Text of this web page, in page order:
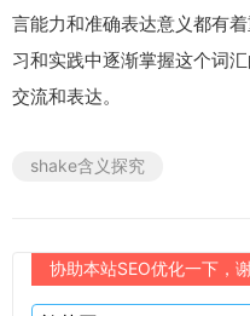
言能力和准确表达意义都有
习和实践中逐渐掌握这个词
交流和表达。
shake含义探究
协助本站SEO优化一下，